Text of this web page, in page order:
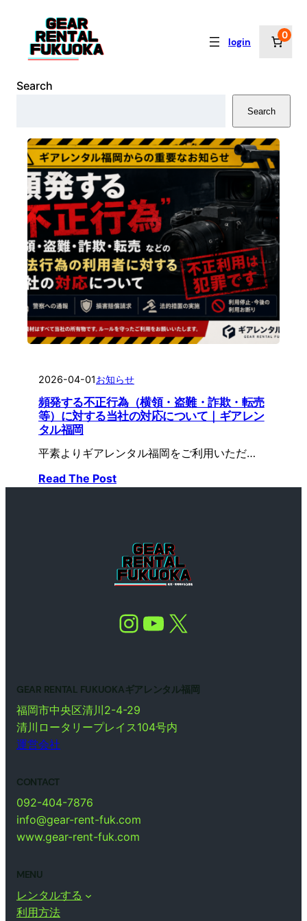
login
0
Search
Search
2026-04-01お知らせ
頻発する不正行為（横領・盗難・詐欺・転売
等）に対する当社の対応について｜ギアレン
タル福岡
平素よりギアレンタル福岡をご利用いただ…
Read The Post
Instagram YouTube X
GEAR RENTAL FUKUOKAギアレンタル福岡
福岡市中央区清川2-4-29
清川ロータリープレイス104号内
運営会社
CONTACT
092-404-7876
info@gear-rent-fuk.com
www.gear-rent-fuk.com
MENU
レンタルする
利用方法